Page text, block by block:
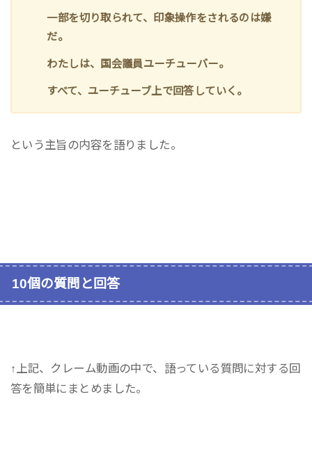
一部を切り取られて、印象操作をされるのは嫌
だ。
わたしは、国会議員ユーチューバー。
すべて、ユーチューブ上で回答していく。
という主旨の内容を語りました。
10個の質問と回答
↑上記、クレーム動画の中で、語っている質問に対する回
答を簡単にまとめました。